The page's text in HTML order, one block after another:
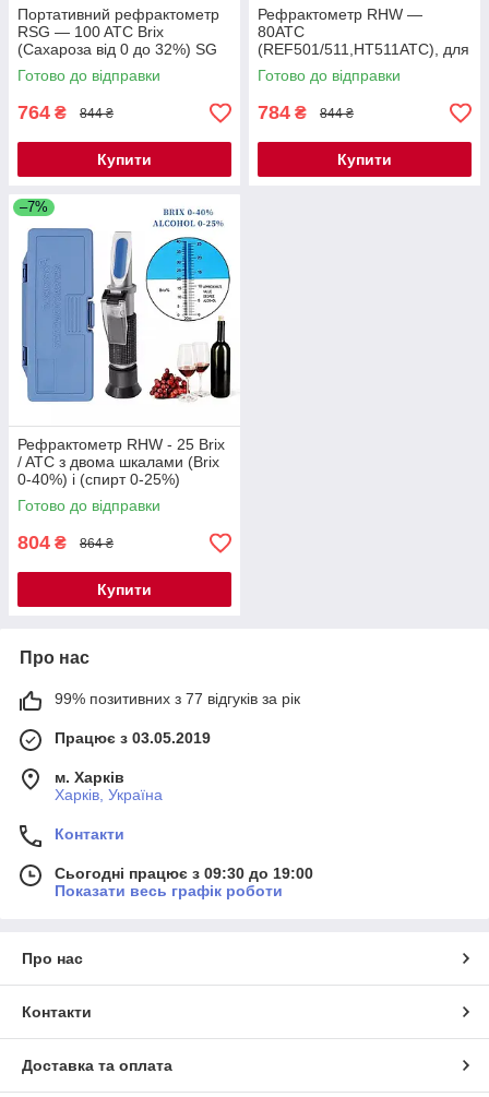
Портативний рефрактометр
RSG — 100 ATC Brix
(Сахароза від 0 до 32%) SG
(1.000-1.120) ATC
Готово до відправки
764 ₴ 844 ₴
Купити
Рефрактометр RHW —
80ATC
(REF501/511,HT511ATC), для
спирту, горілки. Зі шкалою
для алкоголю (0-80%w/w)
Готово до відправки
784 ₴ 844 ₴
Купити
–7%
Рефрактометр RHW - 25 Brix
/ ATC з двома шкалами (Brix
0-40%) і (спирт 0-25%)
виноробам і пивоварам
Готово до відправки
804 ₴ 864 ₴
Купити
Про нас
99% позитивних з 77 відгуків за рік
Працює з 03.05.2019
м. Харків
Харків, Україна
Контакти
Сьогодні працює з 09:30 до 19:00
Показати весь графік роботи
Про нас
Контакти
Доставка та оплата